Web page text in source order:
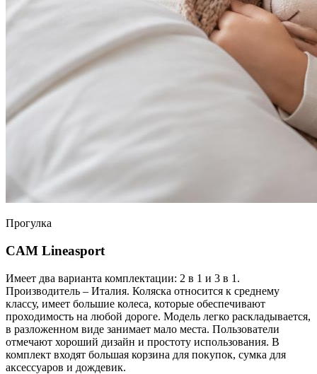
Прогулка
CAM Lineasport
Имеет два варианта комплектации: 2 в 1 и 3 в 1.
Производитель – Италия. Коляска относится к среднему
классу, имеет большие колеса, которые обеспечивают
проходимость на любой дороге. Модель легко раскладывается,
в разложенном виде занимает мало места. Пользователи
отмечают хороший дизайн и простоту использования. В
комплект входят большая корзина для покупок, сумка для
аксессуаров и дождевик.